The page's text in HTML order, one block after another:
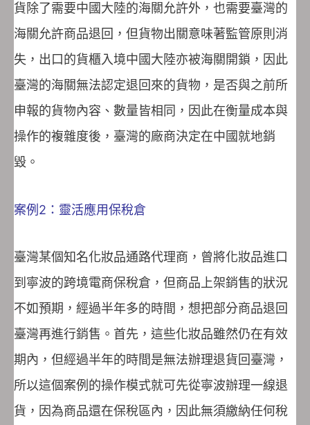
貨除了需要中國大陸的海關允許外，也需要臺灣的
海關允許商品退回，但貨物出關意味著監管原則消
失，出口的貨櫃入境中國大陸亦被海關開鎖，因此
臺灣的海關無法認定退回來的貨物，是否與之前所
申報的貨物內容、數量皆相同，因此在衡量成本與
操作的複雜度後，臺灣的廠商決定在中國就地銷
毀。
案例2：靈活應用保稅倉
臺灣某個知名化妝品通路代理商，曾將化妝品進口
到寧波的跨境電商保稅倉，但商品上架銷售的狀況
不如預期，經過半年多的時間，想把部分商品退回
臺灣再進行銷售。首先，這些化妝品雖然仍在有效
期內，但經過半年的時間是無法辦理退貨回臺灣，
所以這個案例的操作模式就可先從寧波辦理一線退
貨，因為商品還在保稅區內，因此無須繳納任何稅